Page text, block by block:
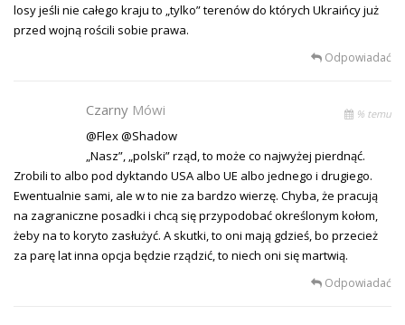
losy jeśli nie całego kraju to „tylko” terenów do których Ukraińcy już
przed wojną rościli sobie prawa.
Odpowiadać
Czarny Mówi % temu
@Flex @Shadow
„Nasz”, „polski” rząd, to może co najwyżej pierdnąć.
Zrobili to albo pod dyktando USA albo UE albo jednego i drugiego.
Ewentualnie sami, ale w to nie za bardzo wierzę. Chyba, że pracują
na zagraniczne posadki i chcą się przypodobać określonym kołom,
żeby na to koryto zasłużyć. A skutki, to oni mają gdzieś, bo przecież
za parę lat inna opcja będzie rządzić, to niech oni się martwią.
Odpowiadać